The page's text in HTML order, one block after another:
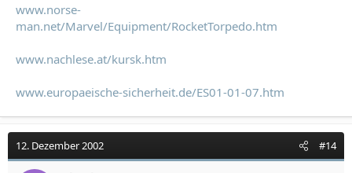
www.norse-
man.net/Marvel/Equipment/RocketTorpedo.htm
www.nachlese.at/kursk.htm
www.europaeische-sicherheit.de/ES01-01-07.htm
12. Dezember 2002 #14